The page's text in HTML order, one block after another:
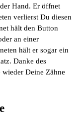
Hand. Er öffnet
verlierst Du diesen
hält den Button
an einer
hält er sogar ein
Danke des
Deine Zähne